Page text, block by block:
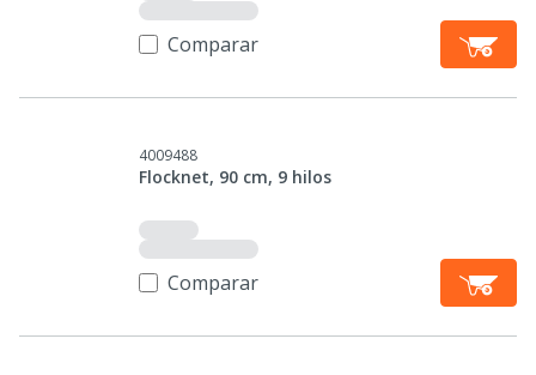
Comparar
4009488
Flocknet, 90 cm, 9 hilos
Comparar